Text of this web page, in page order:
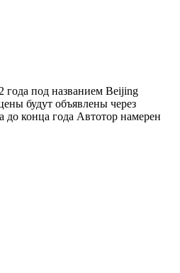
года под названием Beijing
будут объявлены через
до конца года Автотор намерен